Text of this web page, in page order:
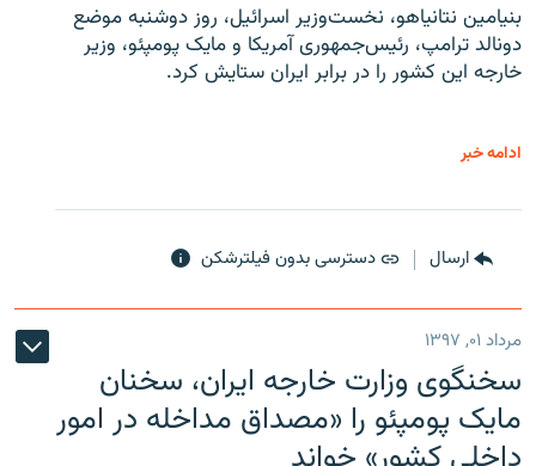
بنیامین نتانیاهو، نخست‌وزیر اسرائیل، روز دوشنبه موضع
دونالد ترامپ، رئیس‌جمهوری آمریکا و مایک پومپئو، وزیر
خارجه این کشور را در برابر ایران ستایش کرد.
ادامه خبر
ارسال دسترسی بدون فیلترشکن
مرداد ۰۱, ۱۳۹۷
سخنگوی وزارت خارجه ایران، سخنان
مایک پومپئو را «مصداق مداخله در امور